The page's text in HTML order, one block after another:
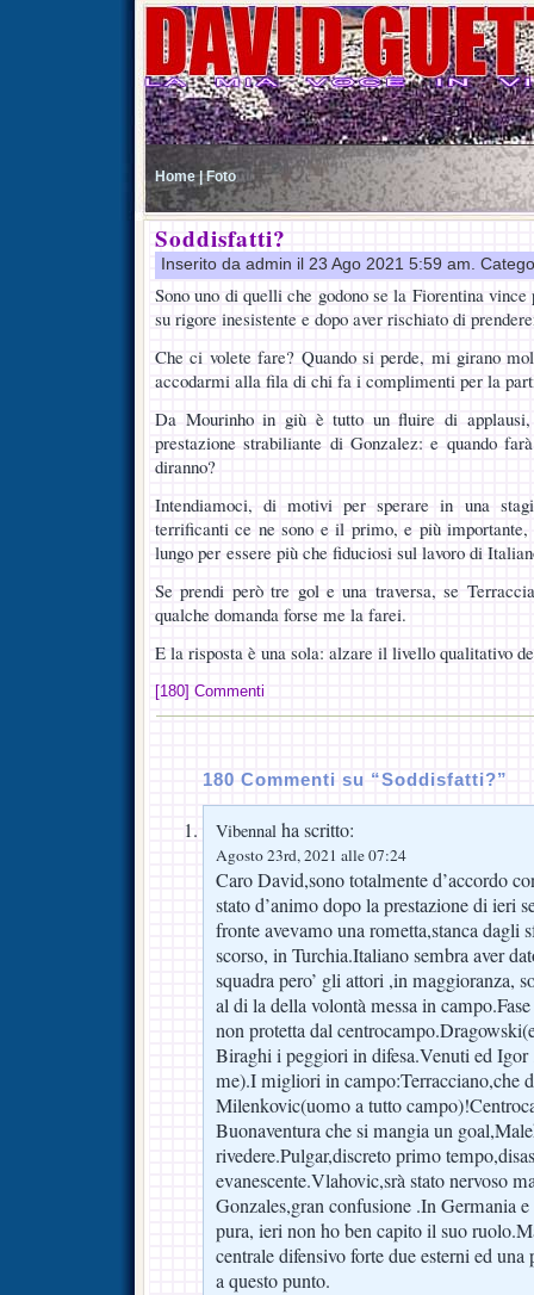
Home | Foto
Soddisfatti?
Inserito da admin il 23 Ago 2021 5:59 am.
Sono uno di quelli che godono se la Fiorentina
su rigore inesistente e dopo aver rischiato di
Che ci volete fare? Quando si perde, mi girano
accodarmi alla fila di chi fa i complimenti per la
Da Mourinho in giù è tutto un fluire di
prestazione strabiliante di Gonzalez: e quando
diranno?
Intendiamoci, di motivi per sperare in una
terrificanti ce ne sono e il primo, e più
lungo per essere più che fiduciosi sul lavoro di
Se prendi però tre gol e una traversa, se
qualche domanda forse me la farei.
E la risposta è una sola: alzare il livello qualitativo
[180] Commenti
180 Commenti su “Soddisfatti?”
Vibennal ha scritto:
Agosto 23rd, 2021 alle 07:24
Caro David,sono totalmente d’accordo
stato d’animo dopo la prestazione di ieri
fronte avevamo una rometta,stanca dagli
scorso, in Turchia.Italiano sembra aver
squadra pero’ gli attori ,in maggioranza,
al di la della volontà messa in
non protetta dal
Biraghi i peggiori in difesa.Venuti ed
me).I migliori in campo:Terracciano,che
Milenkovic(uomo a tutto
Buonaventura che si mangia un
rivedere.Pulgar,discreto primo
evanescente.Vlahovic,srà stato nervoso
Gonzales,gran confusione .In Germania
pura, ieri non ho ben capito il suo
centrale difensivo forte due esterni ed
a questo punto.